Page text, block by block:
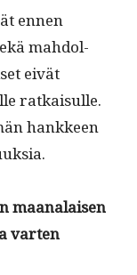
ennen
mah­dol­
eivät
ratkaisulle.
han­kkeen
maanalaisen
varten